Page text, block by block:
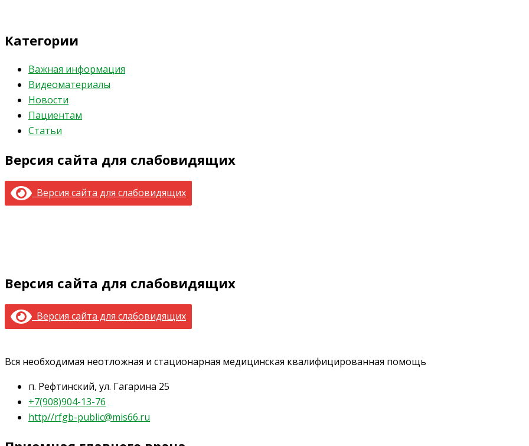
Категории
Важная информация
Видеоматериалы
Новости
Пациентам
Статьи
Версия сайта для слабовидящих
Версия сайта для слабовидящих
Версия сайта для слабовидящих
Версия сайта для слабовидящих
Вся необходимая неотложная и стационарная медицинская квалифицированная помощь
п. Рефтинский, ул. Гагарина 25
+7(908)904-13-76
http//rfgb-public@mis66.ru